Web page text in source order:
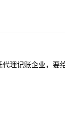
理记账企业，要